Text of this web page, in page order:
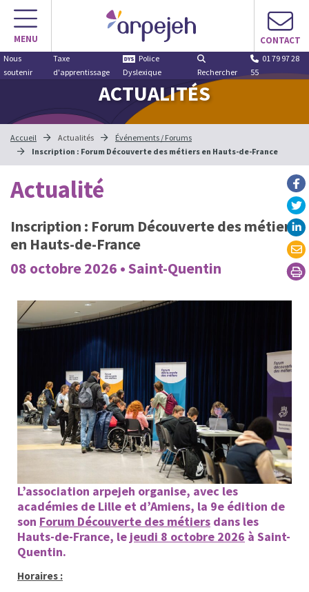
MENU CONTACT
Nous
soutenir
Taxe
d'apprentissage
Police
Dyslexique
Rechercher
01 79 97 28
55
ACTUALITÉS
Accueil Actualités
Événements / Forums
Inscription : Forum Découverte des métiers en Hauts-de-France
Actualité
Inscription : Forum Découverte des métiers
en Hauts-de-France
08 octobre 2026 • Saint-Quentin
L’association arpejeh organise, avec les
académies de Lille et d’Amiens, la 9e édition de
son Forum Découverte des métiers dans les
Hauts-de-France, le jeudi 8 octobre 2026 à Saint-
Quentin.
Horaires :